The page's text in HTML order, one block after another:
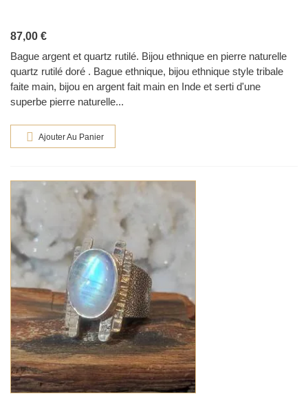
87,00 €
Bague argent et quartz rutilé. Bijou ethnique en pierre naturelle
quartz rutilé doré . Bague ethnique, bijou ethnique style tribale
faite main, bijou en argent fait main en Inde et serti d'une
superbe pierre naturelle...
Ajouter Au Panier